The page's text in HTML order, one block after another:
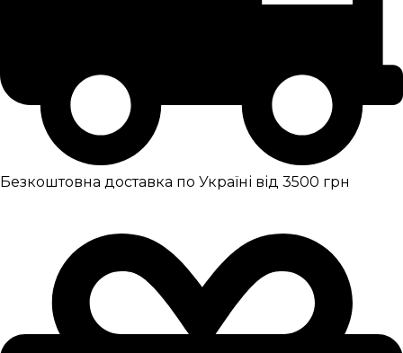
Безкоштовна доставка по Україні від 3500 грн